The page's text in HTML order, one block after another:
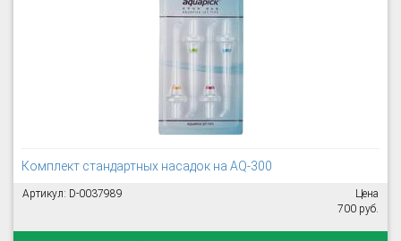
Комплект стандартных насадок на AQ-300
Артикул: D-0037989
Цена
700 руб.